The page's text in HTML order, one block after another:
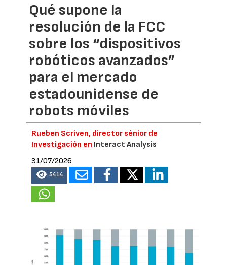
Qué supone la
resolución de la FCC
sobre los “dispositivos
robóticos avanzados”
para el mercado
estadounidense de
robots móviles
Rueben Scriven, director sénior de
Investigación en Interact Analysis
31/07/2026
5414